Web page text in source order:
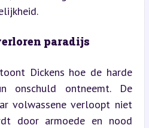
paradijs
Dickens hoe de harde
onschuld ontneemt. De
volwassene verloopt niet
door armoede en nood